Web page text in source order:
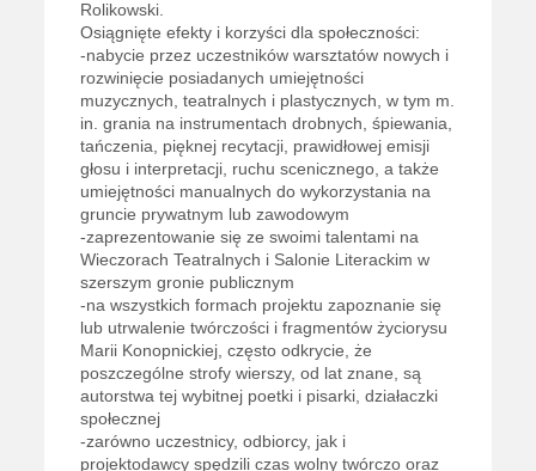
Rolikowski.
Osiągnięte efekty i korzyści dla społeczności:
-nabycie przez uczestników warsztatów nowych i
rozwinięcie posiadanych umiejętności
muzycznych, teatralnych i plastycznych, w tym m.
in. grania na instrumentach drobnych, śpiewania,
tańczenia, pięknej recytacji, prawidłowej emisji
głosu i interpretacji, ruchu scenicznego, a także
umiejętności manualnych do wykorzystania na
gruncie prywatnym lub zawodowym
-zaprezentowanie się ze swoimi talentami na
Wieczorach Teatralnych i Salonie Literackim w
szerszym gronie publicznym
-na wszystkich formach projektu zapoznanie się
lub utrwalenie twórczości i fragmentów życiorysu
Marii Konopnickiej, często odkrycie, że
poszczególne strofy wierszy, od lat znane, są
autorstwa tej wybitnej poetki i pisarki, działaczki
społecznej
-zarówno uczestnicy, odbiorcy, jak i
projektodawcy spędzili czas wolny twórczo oraz